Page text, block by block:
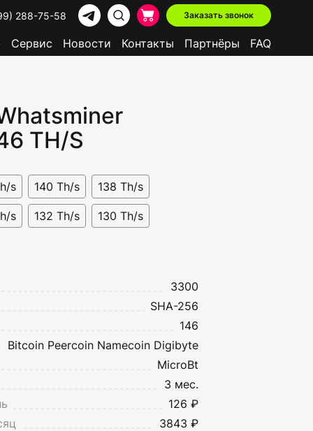
288-75-58 Заказать звонок
Сервис Новости Контакты Партнёры FAQ
TH/S
s 140 Th/s 138 Th/s
s 132 Th/s 130 Th/s
3300
SHA-256
146
Bitcoin Peercoin Namecoin Digibyte
MicroBt
3 мес.
126 ₽
3843 ₽